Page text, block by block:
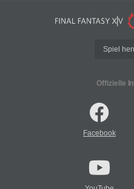
Spiel
Offizielle
Facebook